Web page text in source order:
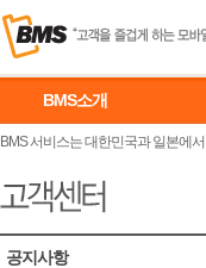
BMS소개
BMS 서비스는 대한민국과 일본에서
공지사항